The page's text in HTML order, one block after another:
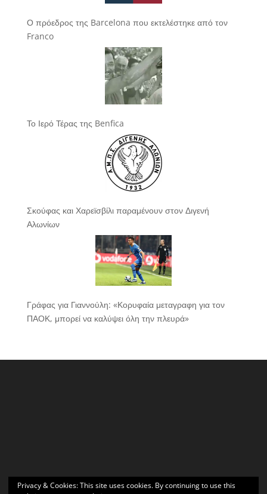
Ο πρόεδρος της Barcelona που εκτελέστηκε από τον
Franco
Το Ιερό Τέρας της Benfica
Σκούφας και Χαρεϊσβίλι παραμένουν στον Διγενή
Αλωνίων
Γράφας για Γιαννούλη: «Κορυφαία μεταγραφη για τον
ΠΑΟΚ, μπορεί να καλύψει όλη την πλευρά»
Privacy & Cookies: This site uses cookies. By continuing to use this